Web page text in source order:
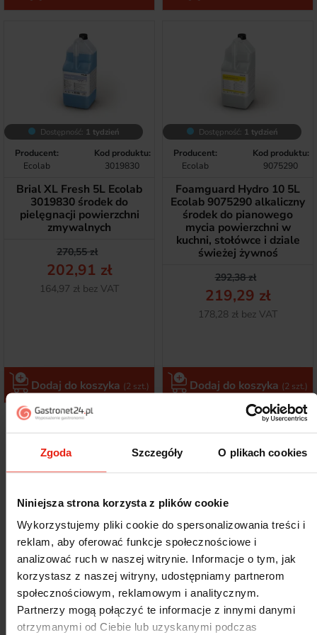
Zgoda Szczegóły O plikach cookies
Niniejsza strona korzysta z plików cookie
Wykorzystujemy pliki cookie do spersonalizowania treści i
reklam, aby oferować funkcje społecznościowe i
analizować ruch w naszej witrynie. Informacje o tym, jak
korzystasz z naszej witryny, udostępniamy partnerom
społecznościowym, reklamowym i analitycznym.
Partnerzy mogą połączyć te informacje z innymi danymi
otrzymanymi od Ciebie lub uzyskanymi podczas
Dostępność: 1 tydzień
Producent:
Ecolab
Kod produktu:
3019830
Brial XL Fresh 5L Ecolab
3019830 środek do
pielęgnacji powierzchni
zmywalnych
Cena podstawowa
270,55 zł
Cena
202,91 zł
Netto
164,97 zł bez VAT
Dodaj do koszyka (2 szt.)
Dostępność: 1 tydzień
Producent:
Ecolab
Kod produktu:
9075290
Foamguard Hydro 10 5L
Ecolab 9075290 alkaliczny
środek do pianowego
mycia powierzchni w
kuchni, stołówce i dziale
świeżej żywnoś
Cena
292,38 zł
Cena
219,29 zł
Netto
178,28 zł bez VAT
Dodaj do koszyka (2 szt.)
Pokazano 1-12 z 136 pozycji
3 … 12 Następny

Środki chemiczne przeznaczone do gruntownego
Gruntowne czyszczenie kuchni,
sanitariatów i innych przestrzeni Twojej
firmy:
Usuwają tłuszcz, pleśń, osady wapienne i inne zabrudzenia
Do kuchni, łazienek, ubikacji i nie tylko
Skuteczne w walce z najbardziej uporczywymi zabrudzeniami
Znacząco ułatwiają proces mycia i czyszczenia